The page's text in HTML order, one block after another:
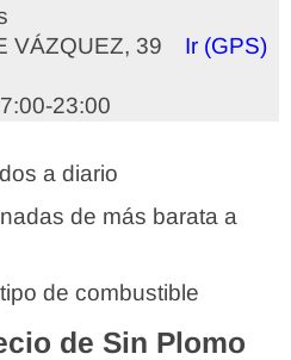
VÁZQUEZ, 39
23:00
Ir (GPS)
a diario
de más barata a
de combustible
de Sin Plomo